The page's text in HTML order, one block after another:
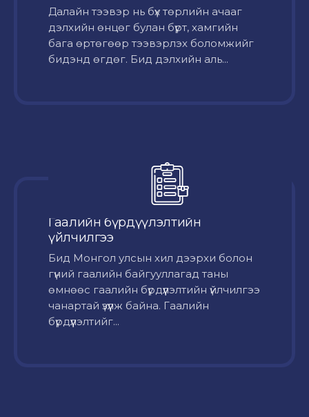
Далайн тээвэр нь бүх төрлийн ачааг
дэлхийн өнцөг булан бүрт, хамгийн
бага өртөгөөр тээвэрлэх боломжийг
бидэнд өгдөг. Бид дэлхийн аль...
Гаалийн бүрдүүлэлтийн
үйлчилгээ
Бид Монгол улсын хил дээрхи болон
гүний гаалийн байгууллагад таны
өмнөөс гаалийн бүрдүүлэлтийн үйлчилгээ
чанартай үзүүлж байна. Гаалийн
бүрдүүлэлтийг...